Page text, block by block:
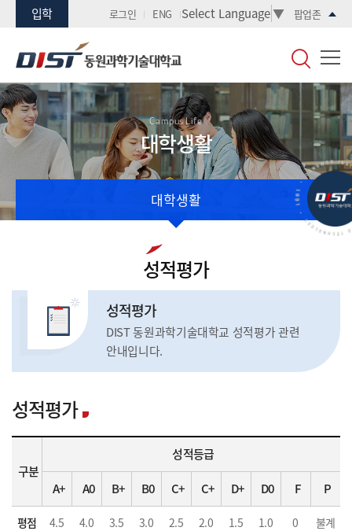
입학 로그인 ENG Select Language▼ 팝업존
Campus Life
대학생활
대학생활
성적평가
성적평가
DIST 동원과학기술대학교 성적평가 관련
안내입니다.
성적평가
구분
성적등급
A+
A0 B+ B0 C+ C+ D+ D0 F P
평점 4.5 4.0 3.5 3.0 2.5 2.0 1.5 1.0 0 불계